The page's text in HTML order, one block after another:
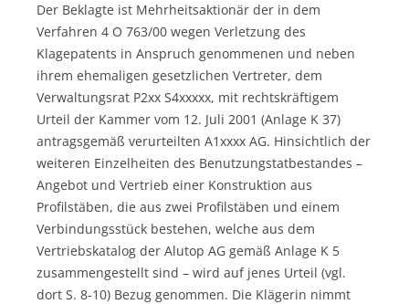
Der Beklagte ist Mehrheitsaktionär der in dem
Verfahren 4 O 763/00 wegen Verletzung des
Klagepatents in Anspruch genommenen und neben
ihrem ehemaligen gesetzlichen Vertreter, dem
Verwaltungsrat P2xx S4xxxxx, mit rechtskräftigem
Urteil der Kammer vom 12. Juli 2001 (Anlage K 37)
antragsgemäß verurteilten A1xxxx AG. Hinsichtlich der
weiteren Einzelheiten des Benutzungstatbestandes –
Angebot und Vertrieb einer Konstruktion aus
Profilstäben, die aus zwei Profilstäben und einem
Verbindungsstück bestehen, welche aus dem
Vertriebskatalog der Alutop AG gemäß Anlage K 5
zusammengestellt sind – wird auf jenes Urteil (vgl.
dort S. 8-10) Bezug genommen. Die Klägerin nimmt